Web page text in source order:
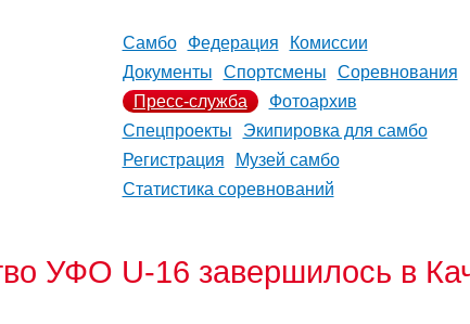
Самбо Федерация
Комиссии
Документы
Спортсмены
Соревнования
Пресс-служба
Фотоархив
Спецпроекты
Экипировка для самбо
Регистрация
Музей самбо
Статистика соревнований
УФО U-16 завершилось в